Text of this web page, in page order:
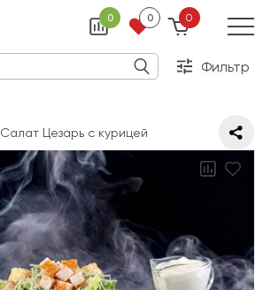
0 0 0
Фильтр
Салат Цезарь с курицей